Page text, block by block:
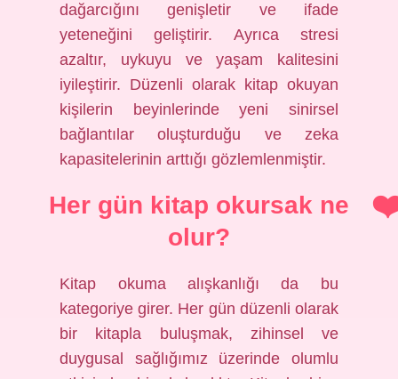
dağarcığını genişletir ve ifade
yeteneğini geliştirir. Ayrıca stresi
azaltır, uykuyu ve yaşam kalitesini
iyileştirir. Düzenli olarak kitap okuyan
kişilerin beyinlerinde yeni sinirsel
bağlantılar oluşturduğu ve zeka
kapasitelerinin arttığı gözlemlenmiştir.
Her gün kitap okursak ne
olur?
Kitap okuma alışkanlığı da bu
kategoriye girer. Her gün düzenli olarak
bir kitapla buluşmak, zihinsel ve
duygusal sağlığımız üzerinde olumlu